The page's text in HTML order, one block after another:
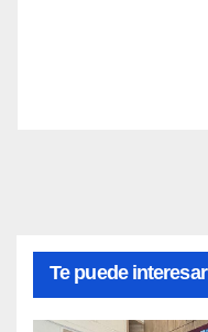
Te puede interesar